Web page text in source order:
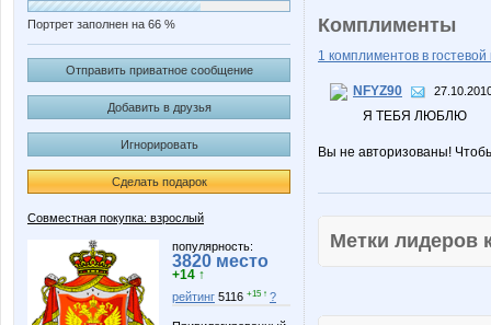
Портрет заполнен на 66 %
Отправить приватное сообщение
Добавить в друзья
Игнорировать
Сделать подарок
Совместная покупка: взрослый
популярность:
3820 место
+14 ↑
рейтинг 5116 +15 ↑ ?
Комплименты
1 комплиментов в гостевой
NFYZ90
Я ТЕБЯ ЛЮБЛЮ
Вы не авторизованы!
Метки